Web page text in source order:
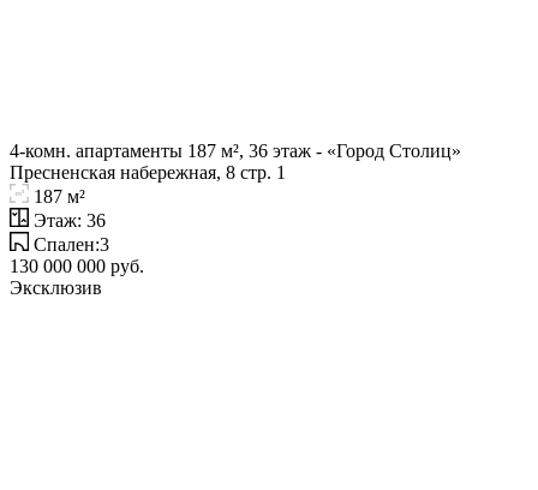
4-комн. апартаменты 187 м², 36 этаж - «Город Столиц»
Пресненская набережная, 8 стр. 1
187 м²
Этаж: 36
Спален:3
130 000 000 руб.
Эксклюзив